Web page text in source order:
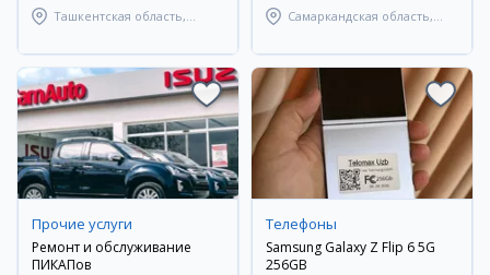
Ташкентская область,
Самаркандская область,
Прочие услуги
Ремонт и обслуживание
ПИКАПов
Телефоны
Samsung Galaxy Z Flip 6 5G
256GB